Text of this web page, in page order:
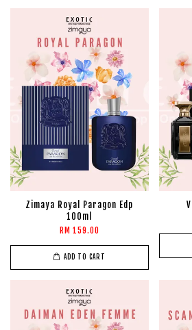
Zimaya Royal Paragon Edp
100ml
RM 159.00
ADD TO CART